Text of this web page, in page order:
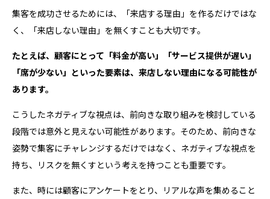
集客を成功させるためには、「来店する理由」を作るだけではな
く、「来店しない理由」を無くすことも大切です。
たとえば、顧客にとって「料金が高い」「サービス提供が遅い」
「席が少ない」といった要素は、来店しない理由になる可能性が
あります。
こうしたネガティブな視点は、前向きな取り組みを検討している
段階では意外と見えない可能性があります。そのため、前向きな
姿勢で集客にチャレンジするだけではなく、ネガティブな視点を
持ち、リスクを無くすという考えを持つことも重要です。
また、時には顧客にアンケートをとり、リアルな声を集めること